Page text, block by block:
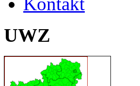
UWZ